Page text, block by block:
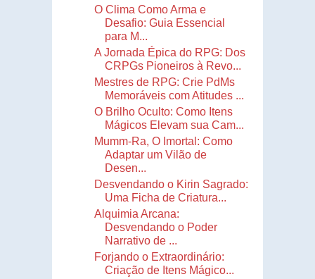
O Clima Como Arma e
Desafio: Guia Essencial
para M...
A Jornada Épica do RPG: Dos
CRPGs Pioneiros à Revo...
Mestres de RPG: Crie PdMs
Memoráveis com Atitudes ...
O Brilho Oculto: Como Itens
Mágicos Elevam sua Cam...
Mumm-Ra, O Imortal: Como
Adaptar um Vilão de
Desen...
Desvendando o Kirin Sagrado:
Uma Ficha de Criatura...
Alquimia Arcana:
Desvendando o Poder
Narrativo de ...
Forjando o Extraordinário:
Criação de Itens Mágico...